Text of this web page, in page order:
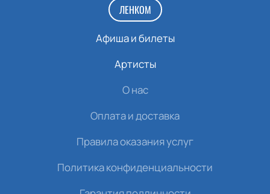
ЛЕНКОМ
Афиша и билеты
Артисты
О нас
Оплата и доставка
Правила оказания услуг
Политика конфиденциальности